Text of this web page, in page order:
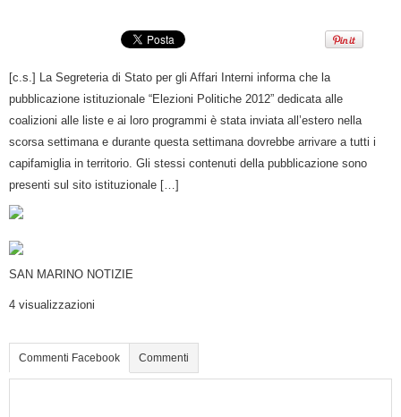
[c.s.] La Segreteria di Stato per gli Affari Interni informa che la
pubblicazione istituzionale “Elezioni Politiche 2012” dedicata alle
coalizioni alle liste e ai loro programmi è stata inviata all’estero nella
scorsa settimana e durante questa settimana dovrebbe arrivare a tutti i
capifamiglia in territorio. Gli stessi contenuti della pubblicazione sono
presenti sul sito istituzionale […]
SAN MARINO NOTIZIE
4 visualizzazioni
Commenti Facebook Commenti